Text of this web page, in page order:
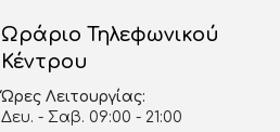
Ωράριο Τηλεφωνικού
Κέντρου
Ώρες Λειτουργίας:
Δευ. - Σαβ. 09:00 - 21:00